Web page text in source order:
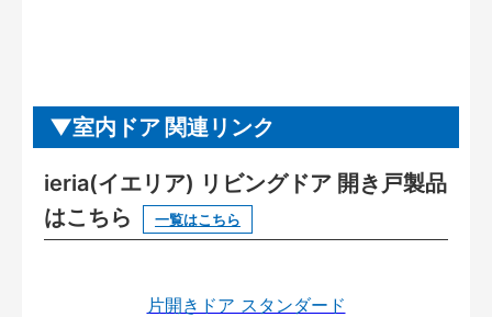
室内ドア 関連リンク
ieria(イエリア) リビングドア 開き戸製品
はこちら
一覧はこちら
片開きドア スタンダード